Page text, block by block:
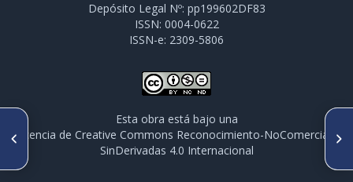
ARTÍCULO ANTERIOR
Perfil lipídico en preescolares
venezolanos según nivel
SIGUIENTE ARTÍCULO
Disminución de homocisteína
plasmática con vitaminas B6,
Depósito Legal Nº: pp199602DF83
ISSN: 0004-0622
ISSN-e: 2309-5806
Esta obra está bajo una
licencia de Creative Commons Reconocimiento-NoComercial-
SinDerivadas 4.0 Internacional